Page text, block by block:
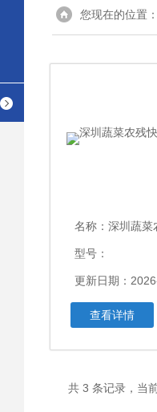
您现在的位置：
名称： 深圳蔬菜农
型号：
更新日期：
查看详情
共 3 条记录，当